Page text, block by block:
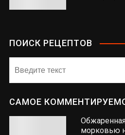
ПОИСК РЕЦЕПТОВ
САМОЕ
морковью